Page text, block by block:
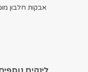
אבקות חלבון